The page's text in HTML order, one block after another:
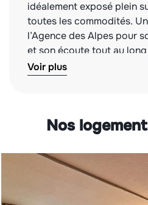
idéalement exposé plein
toutes les commodités.
l’Agence des Alpes pour
et son écoute tout au
Nous recommandons
tant pour la qualité des
Voir plus
Nos